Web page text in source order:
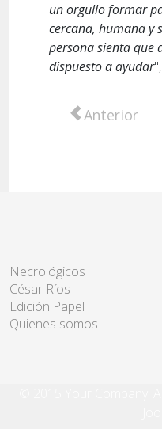
un orgullo formar
cercana, humana y
persona sienta que
dispuesto a ayudar
Artículo
Anterior
Necrológicos
César Ríos
Edición Papel
Quienes somos